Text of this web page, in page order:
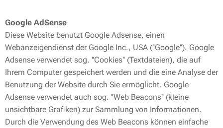
Google AdSense
Diese Website benutzt Google Adsense, einen
Webanzeigendienst der Google Inc., USA (''Google''). Google
Adsense verwendet sog. ''Cookies'' (Textdateien), die auf
Ihrem Computer gespeichert werden und die eine Analyse der
Benutzung der Website durch Sie ermöglicht. Google
Adsense verwendet auch sog. ''Web Beacons'' (kleine
unsichtbare Grafiken) zur Sammlung von Informationen.
Durch die Verwendung des Web Beacons können einfache